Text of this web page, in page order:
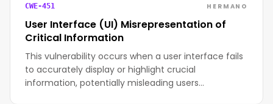
CWE-451 HERMANO
User Interface (UI) Misrepresentation of
Critical Information
This vulnerability occurs when a user interface fails
to accurately display or highlight crucial
information, potentially misleading users…